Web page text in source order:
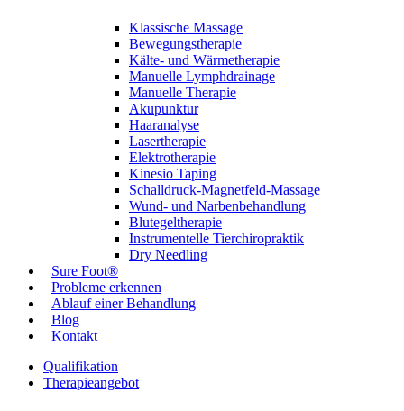
Klassische Massage
Bewegungstherapie
Kälte- und Wärmetherapie
Manuelle Lymphdrainage
Manuelle Therapie
Akupunktur
Haaranalyse
Lasertherapie
Elektrotherapie
Kinesio Taping
Schalldruck-Magnetfeld-Massage
Wund- und Narbenbehandlung
Blutegeltherapie
Instrumentelle Tierchiropraktik
Dry Needling
Sure Foot®
Probleme erkennen
Ablauf einer Behandlung
Blog
Kontakt
Qualifikation
Therapieangebot